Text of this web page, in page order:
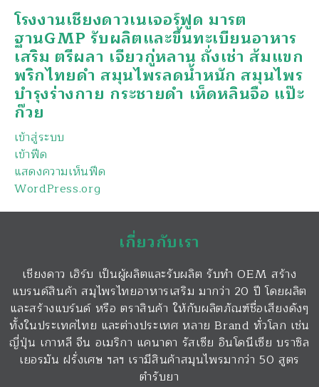
โรงงานเชียงดาวเนเจอร์ฟูด มารต
ฐานGMP รับผลิตและขึ้นทะเบียนอาหาร
เสริม ตรีผลา เจียวกู่หลาน ถั่งเช่า ส้มแขก
พริกไทยดำ สมุนไพรลดน้ำหนัก สมุนไพร
บำรุงร่างกาย กระชายดำ เห็ดหลินจือ แป๊ะ
ก๊วย
เข้าสู่ระบบ
เข้าฟีด
แสดงความเห็นฟีด
WordPress.org
เกี่ยวกับเรา
เชียงดาว เฮิร์บ เป็นผู้ผลิตและรับผลิต รับทำ OEM สร้าง
แบรนด์สินค้า สมุไพรไทยอาหารเสริม มากว่า 20 ปี โดยผลิต
และสร้างแบร์นด์ หรือ ตราสินค้า ให้กับผลิตภัณฑ์ชื่อเสียงดังๆ
ทั้งในประเทศไทย และต่างประเทศ หลาย Brand ทั่วโลก เช่น
ญี่ปุ่น เกาหลี จีน อเมริกา แคนาดา รัสเซีย อินโดนีเซีย บราซิล
เยอรมัน ฝรั่งเศษ ฯลฯ เรามีสินค้าสมุนไพรมากว่า 50 สูตร
ตำรับยา